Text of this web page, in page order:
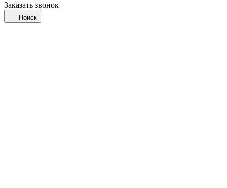
Заказать звонок
Поиск